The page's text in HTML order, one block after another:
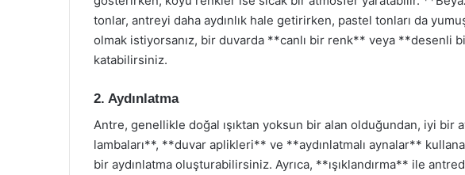
tonlar, antreyi daha aydınlık hale getirirken, pastel tonları da
olmak istiyorsanız, bir duvarda **canlı bir renk** veya **desenli
katabilirsiniz.
2. Aydınlatma
Antre, genellikle doğal ışıktan yoksun bir alan olduğundan, iyi bir
lambaları**, **duvar aplikleri** ve **aydınlatmalı aynalar**
bir aydınlatma oluşturabilirsiniz. Ayrıca, **ışıklandırma** ile